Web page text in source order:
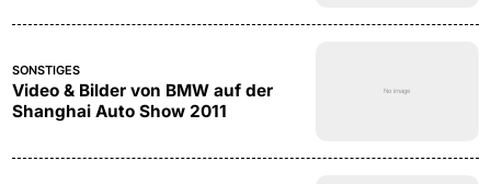
SONSTIGES
Video & Bilder von BMW auf der
Shanghai Auto Show 2011